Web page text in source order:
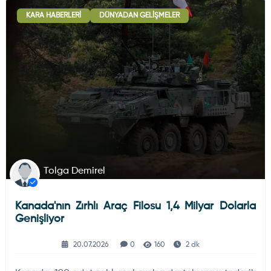
KARA HABERLERI DÜNYADAN GELIŞMELER
Tolga Demirel
Kanada'nın Zırhlı Araç Filosu 1,4 Milyar Dolarla
Genişliyor
20.07.2026 0 160 2 dk